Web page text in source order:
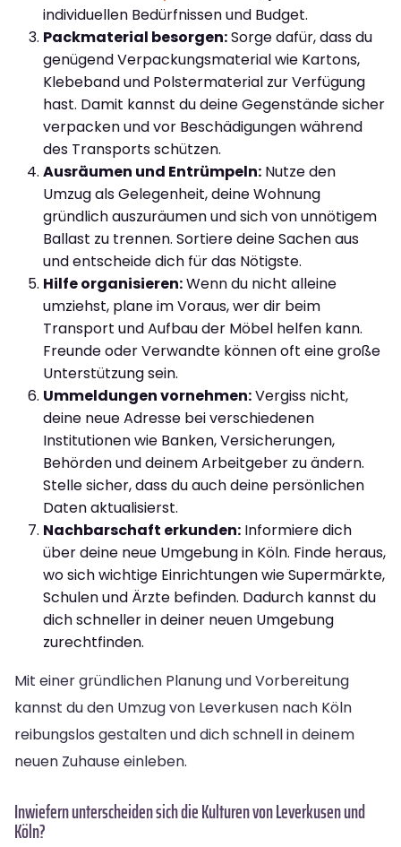
individuellen Bedürfnissen und Budget.
Packmaterial besorgen:Sorge dafür, dass du
genügend Verpackungsmaterial wie Kartons,
Klebeband und Polstermaterial zur Verfügung
hast. Damit kannst du deine Gegenstände sicher
verpacken und vor Beschädigungen während
des Transports schützen.
Ausräumen und Entrümpeln: Nutze den
Umzug als Gelegenheit, deine Wohnung
gründlich auszuräumen und sich von unnötigem
Ballast zu trennen. Sortiere deine Sachen aus
und entscheide dich für das Nötigste.
Hilfe organisieren:Wenn du nicht alleine
umziehst, plane im Voraus, wer dir beim
Transport und Aufbau der Möbel helfen kann.
Freunde oder Verwandte können oft eine große
Unterstützung sein.
Ummeldungen vornehmen:Vergiss nicht,
deine neue Adresse bei verschiedenen
Institutionen wie Banken, Versicherungen,
Behörden und deinem Arbeitgeber zu ändern.
Stelle sicher, dass du auch deine persönlichen
Daten aktualisierst.
Nachbarschaft erkunden: Informiere dich
über deine neue Umgebung in Köln. Finde heraus,
wo sich wichtige Einrichtungen wie Supermärkte,
Schulen und Ärzte befinden. Dadurch kannst du
dich schneller in deiner neuen Umgebung
zurechtfinden.
Mit einer gründlichen Planung und Vorbereitung
kannst du den Umzug von Leverkusen nach Köln
reibungslos gestalten und dich schnell in deinem
neuen Zuhause einleben.
Inwiefern unterscheiden sich die Kulturen von Leverkusen und
Köln?